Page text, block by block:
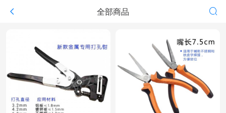
全部商品